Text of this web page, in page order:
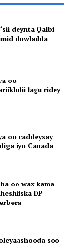
deynta Qalbi-
dowladda
oo
lagu ridey
oo caddeysay
iyo Canada
oo wax kama
DP
soo